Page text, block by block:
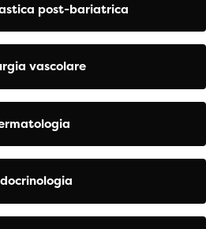
post-bariatrica
vascolare